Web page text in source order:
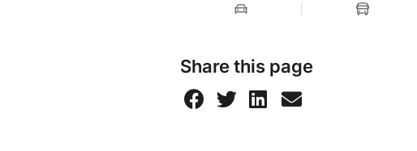
Share this page